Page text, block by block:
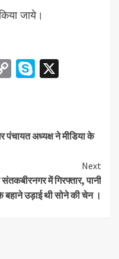
जाये।
CopySkype
पंचायत अध्यक्ष ने मीडिया के
Next
में गिरफ्तार, पानी
बहाने उड़ाई थी सोने की चेन ।